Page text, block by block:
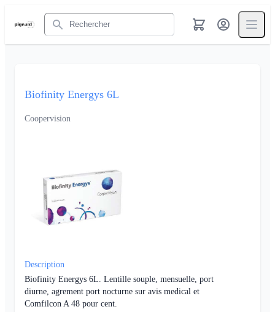
Rechercher
Biofinity Energys 6L
Coopervision
Description
Biofinity Energys 6L. Lentille souple, mensuelle, port
diurne, agrement port nocturne sur avis medical et
Comfilcon A 48 pour cent.